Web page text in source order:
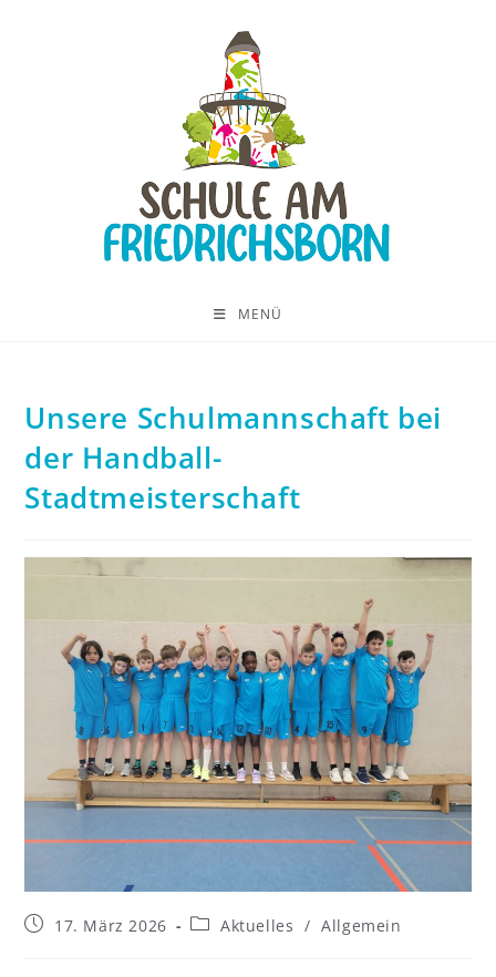
MENÜ
Unsere Schulmannschaft bei
der Handball-
Stadtmeisterschaft
17. März 2026 Aktuelles / Allgemein